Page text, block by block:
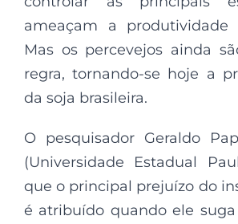
ameaçam a produtividade
Mas os percevejos ainda
regra, tornando-se hoje a
da soja brasileira.
O pesquisador Geraldo
(Universidade Estadual
que o principal prejuízo do
é atribuído quando ele